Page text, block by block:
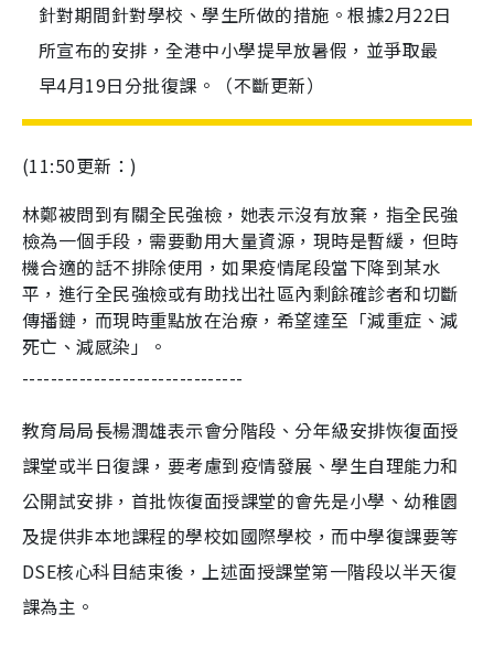
針對期間針對學校、學生所做的措施。根據2月22日
所宣布的安排，全港中小學提早放暑假，並爭取最
早4月19日分批復課。（不斷更新）
(11:50更新：)
林鄭被問到有關全民強檢，她表示沒有放棄，指全民強
檢為一個手段，需要動用大量資源，現時是暫緩，但時
機合適的話不排除使用，如果疫情尾段當下降到某水
平，進行全民強檢或有助找出社區內剩餘確診者和切斷
傳播鏈，而現時重點放在治療，希望達至「減重症、減
死亡、減感染」。
-------------------------------
教育局局長楊潤雄表示會分階段、分年級安排恢復面授
課堂或半日復課，要考慮到疫情發展、學生自理能力和
公開試安排，首批恢復面授課堂的會先是小學、幼稚園
及提供非本地課程的學校如國際學校，而中學復課要等
DSE核心科目結束後，上述面授課堂第一階段以半天復
課為主。